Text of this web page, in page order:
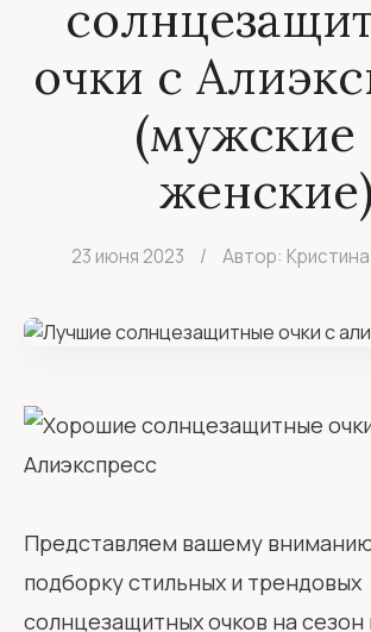
очки с
(мужские
женские)
23 июня 2023 / Автор:
Представляем вашему
подборку стильных и трендовых
солнцезащитных очков на сезон